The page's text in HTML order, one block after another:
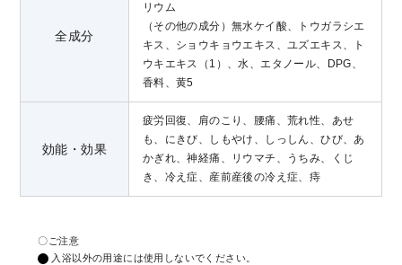
全成分
リウム
（その他の成分）無水ケイ酸、トウガラシエ
キス、ショウキョウエキス、ユズエキス、ト
ウキエキス（1）、水、エタノール、DPG、
香料、黄5
効能・効果
疲労回復、肩のこり、腰痛、荒れ性、あせ
も、にきび、しもやけ、しっしん、ひび、あ
かぎれ、神経痛、リウマチ、うちみ、くじ
き、冷え症、産前産後の冷え症、痔
〇ご注意
入浴以外の用途には使用しないでください。